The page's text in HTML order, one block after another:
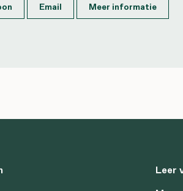
Email Meer informatie
Leer